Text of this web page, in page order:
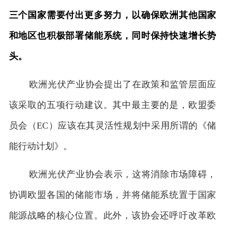
三个国家需要付出更多努力，以确保欧洲其他国家
和地区也积极部署储能系统，同时保持快速增长势
头。
欧洲光伏产业协会提出了在政策和监管层面应
该采取的五项行动建议。其中最主要的是，欧盟委
员会（EC）应该在其灵活性规划中采用所谓的《储
能行动计划》。
欧洲光伏产业协会表示，这将消除市场障碍，
协调欧盟各国的储能市场，并将储能系统置于国家
能源战略的核心位置。此外，该协会还呼吁改革欧